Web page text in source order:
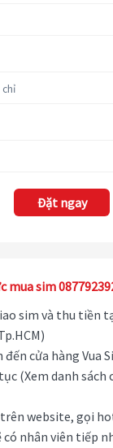
Đặt ngay
mua sim
sim và thu tiền
đến cửa hàng Vua
(Xem danh sách
website, gọi
có nhân viên tiếp